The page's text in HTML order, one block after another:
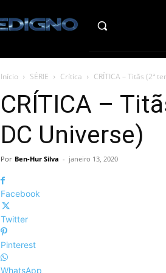
Início SÉRIE Crítica CRÍTICA – Titãs (2ª
CRÍTICA –
DC Universe)
Por Ben-Hur Silva - janeiro 13, 2020
Facebook
Twitter
Pinterest
WhatsApp